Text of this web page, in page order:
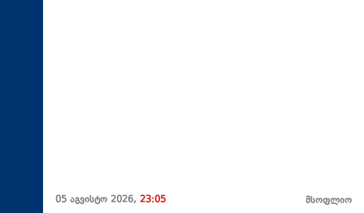
05 აგვისტო 2026, 23:05 მსოფლიო